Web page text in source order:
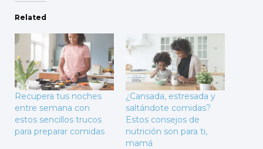
Related
Recupera tus noches
entre semana con
estos sencillos trucos
para preparar comidas
¿Cansada, estresada y
saltándote comidas?
Estos consejos de
nutrición son para ti,
mamá